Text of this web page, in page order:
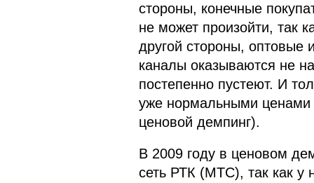
стороны, конечные
не может произойти, так
другой стороны, оптовые
каналы оказываются не
постепенно пустеют. И
уже нормальными ценами
ценовой демпинг).
В 2009 году в ценовом
сеть РТК (МТС), так как у